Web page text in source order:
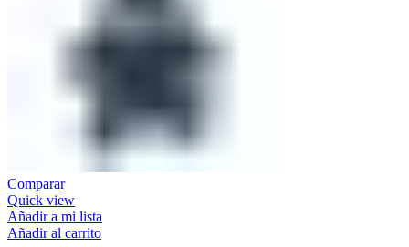
Comparar
Quick view
Añadir a mi lista
Añadir al carrito